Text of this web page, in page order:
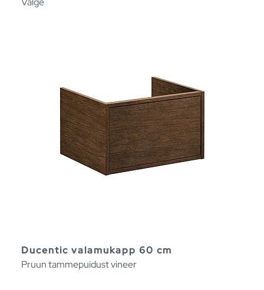
Ducentic valamukapp 60 cm
Pruun tammepuidust vineer